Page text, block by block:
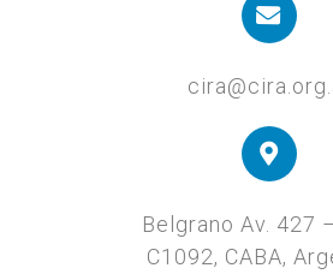
Belgrano Av. 427
C1092, CABA,